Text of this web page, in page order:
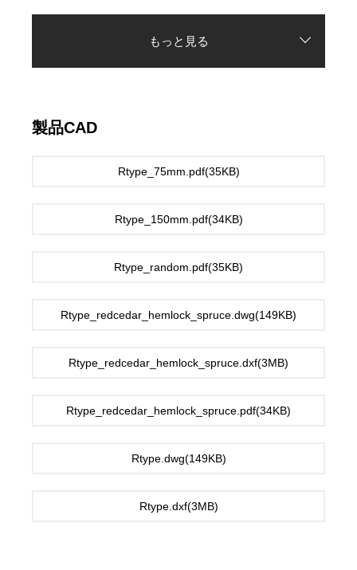
もっと見る
製品CAD
Rtype_75mm.pdf(35KB)
Rtype_150mm.pdf(34KB)
Rtype_random.pdf(35KB)
Rtype_redcedar_hemlock_spruce.dwg(149KB)
Rtype_redcedar_hemlock_spruce.dxf(3MB)
Rtype_redcedar_hemlock_spruce.pdf(34KB)
Rtype.dwg(149KB)
Rtype.dxf(3MB)